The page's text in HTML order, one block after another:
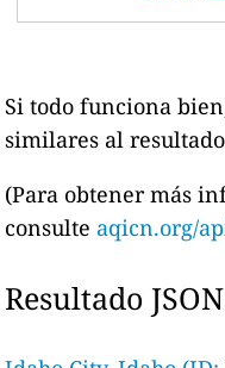
Si todo funciona
similares al
(Para obtener más
consulte aqicn.org/
Resultado